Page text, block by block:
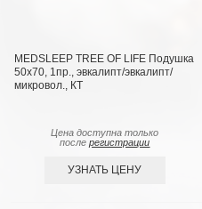
MEDSLEEP TREE OF LIFE Подушка
50х70, 1пр., эвкалипт/эвкалипт/
микровол., КТ
Цена доступна только
послерегистрации
УЗНАТЬ ЦЕНУ